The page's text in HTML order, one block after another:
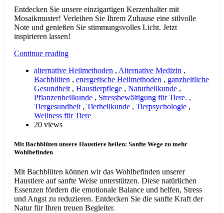
Entdecken Sie unsere einzigartigen Kerzenhalter mit
Mosaikmuster! Verleihen Sie Ihrem Zuhause eine stilvolle
Note und genießen Sie stimmungsvolles Licht. Jetzt
inspirieren lassen!
Continue reading
alternative Heilmethoden , Alternative Medizin ,
Bachblüten , energetische Heilmethoden , ganzheitliche
Gesundheit , Haustierpflege , Naturheilkunde ,
Pflanzenheilkunde , Stressbewältigung für Tiere. ,
Tiergesundheit , Tierheilkunde , Tierpsychologie ,
Wellness für Tiere
20 views
Mit Bachblüten unsere Haustiere heilen: Sanfte Wege zu mehr
Wohlbefinden
Mit Bachblüten können wir das Wohlbefinden unserer
Haustiere auf sanfte Weise unterstützen. Diese natürlichen
Essenzen fördern die emotionale Balance und helfen, Stress
und Angst zu reduzieren. Entdecken Sie die sanfte Kraft der
Natur für Ihren treuen Begleiter.